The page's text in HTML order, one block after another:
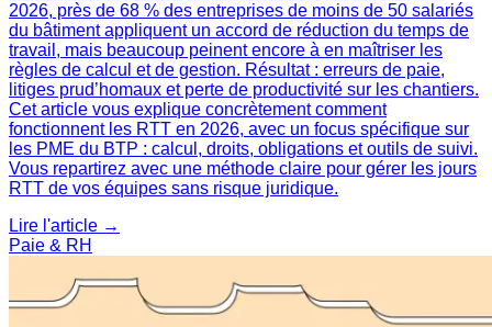
2026, près de 68 % des entreprises de moins de 50 salariés
du bâtiment appliquent un accord de réduction du temps de
travail, mais beaucoup peinent encore à en maîtriser les
règles de calcul et de gestion. Résultat : erreurs de paie,
litiges prud’homaux et perte de productivité sur les chantiers.
Cet article vous explique concrètement comment
fonctionnent les RTT en 2026, avec un focus spécifique sur
les PME du BTP : calcul, droits, obligations et outils de suivi.
Vous repartirez avec une méthode claire pour gérer les jours
RTT de vos équipes sans risque juridique.
Lire l'article →
Paie & RH